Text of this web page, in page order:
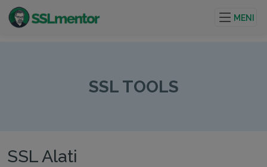
projekte.
MENI
SSL TOOLS
SSL Alati